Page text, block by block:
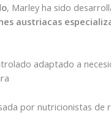
, Marley ha sido
austriacas
adaptado a
por nutricionistas de